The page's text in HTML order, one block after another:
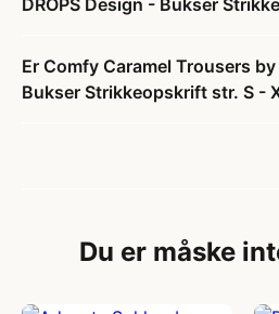
DROPS Design - Bukser
Er Comfy Caramel Trousers by
Bukser Strikkeopskrift str. S -
Du er måske